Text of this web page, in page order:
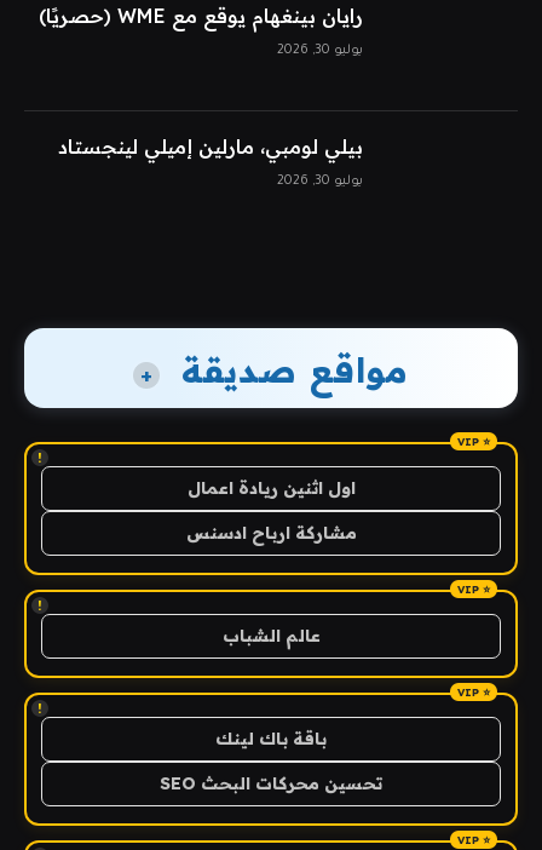
رايان بينغهام يوقع مع WME (حصريًا)
يوليو 30, 2026
بيلي لومبي، مارلين إميلي لينجستاد
يوليو 30, 2026
مواقع صديقة +
!
اول اثنين ريادة اعمال
مشاركة ارباح ادسنس
!
عالم الشباب
!
باقة باك لينك
تحسين محركات البحث SEO